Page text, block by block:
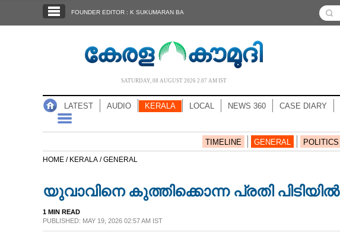
NOTIFIED NEWS
FOUNDER EDITOR : K SUKUMARAN BA
SATURDAY, 08 AUGUST 2026 2.07 AM IST
LATEST AUDIO KERALA LOCAL NEWS 360 CASE DIARY
TIMELINE GENERAL POLITICS
HOME / KERALA /GENERAL
യുവാവിനെ കുത്തിക്കൊന്ന പ്രതി പിടിയിൽ
1 MIN READ
PUBLISHED: MAY 19, 2026 02:57 AM IST